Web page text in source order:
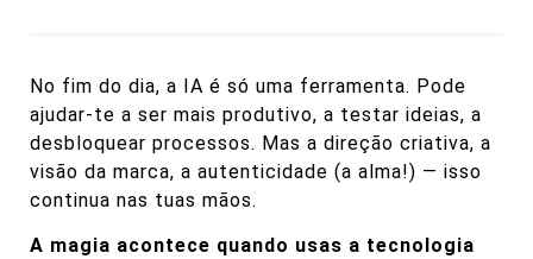
No fim do dia, a IA é só uma ferramenta. Pode
ajudar-te a ser mais produtivo, a testar ideias, a
desbloquear processos. Mas a direção criativa, a
visão da marca, a autenticidade (a alma!) — isso
continua nas tuas mãos.
A magia acontece quando usas a tecnologia